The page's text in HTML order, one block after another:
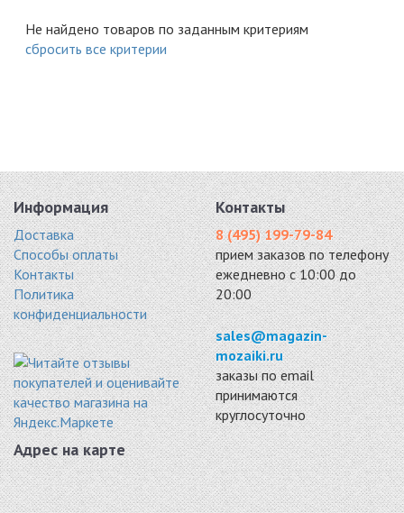
Не найдено товаров по заданным критериям
cбросить все критерии
Информация
Доставка
Способы оплаты
Контакты
Политика
конфиденциальности
Контакты
8 (495) 199-79-84
прием заказов по телефону
ежедневно с 10:00 до
20:00
sales@magazin-
mozaiki.ru
заказы по email
принимаются
круглосуточно
Адрес на карте